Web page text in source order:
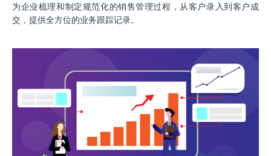
为企业梳理和制定规范化的销售管理过程，从客户录入到客户成
交，提供全方位的业务跟踪记录。